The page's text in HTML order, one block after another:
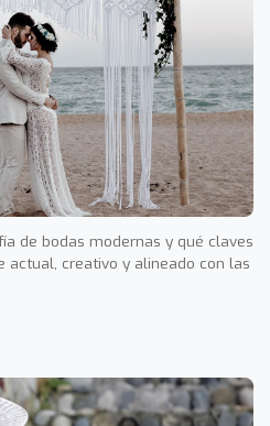
de bodas modernas y qué claves
actual, creativo y alineado con las